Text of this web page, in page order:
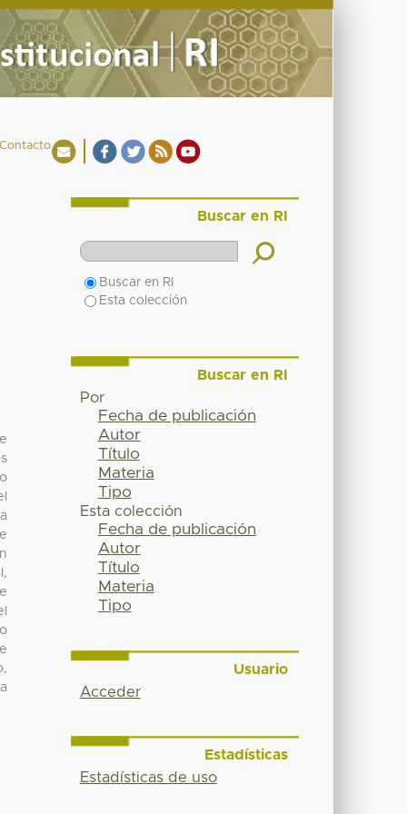
Buscar en RI
Buscar en RI
Esta colección
Buscar en RI
Por
Fecha de publicación
Autor
Título
Materia
Tipo
Esta colección
Fecha de publicación
Autor
Título
Materia
Tipo
Usuario
Acceder
Estadísticas
Estadísticas de uso